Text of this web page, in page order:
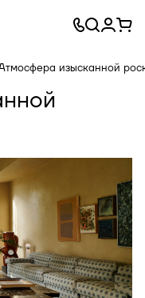
изысканной